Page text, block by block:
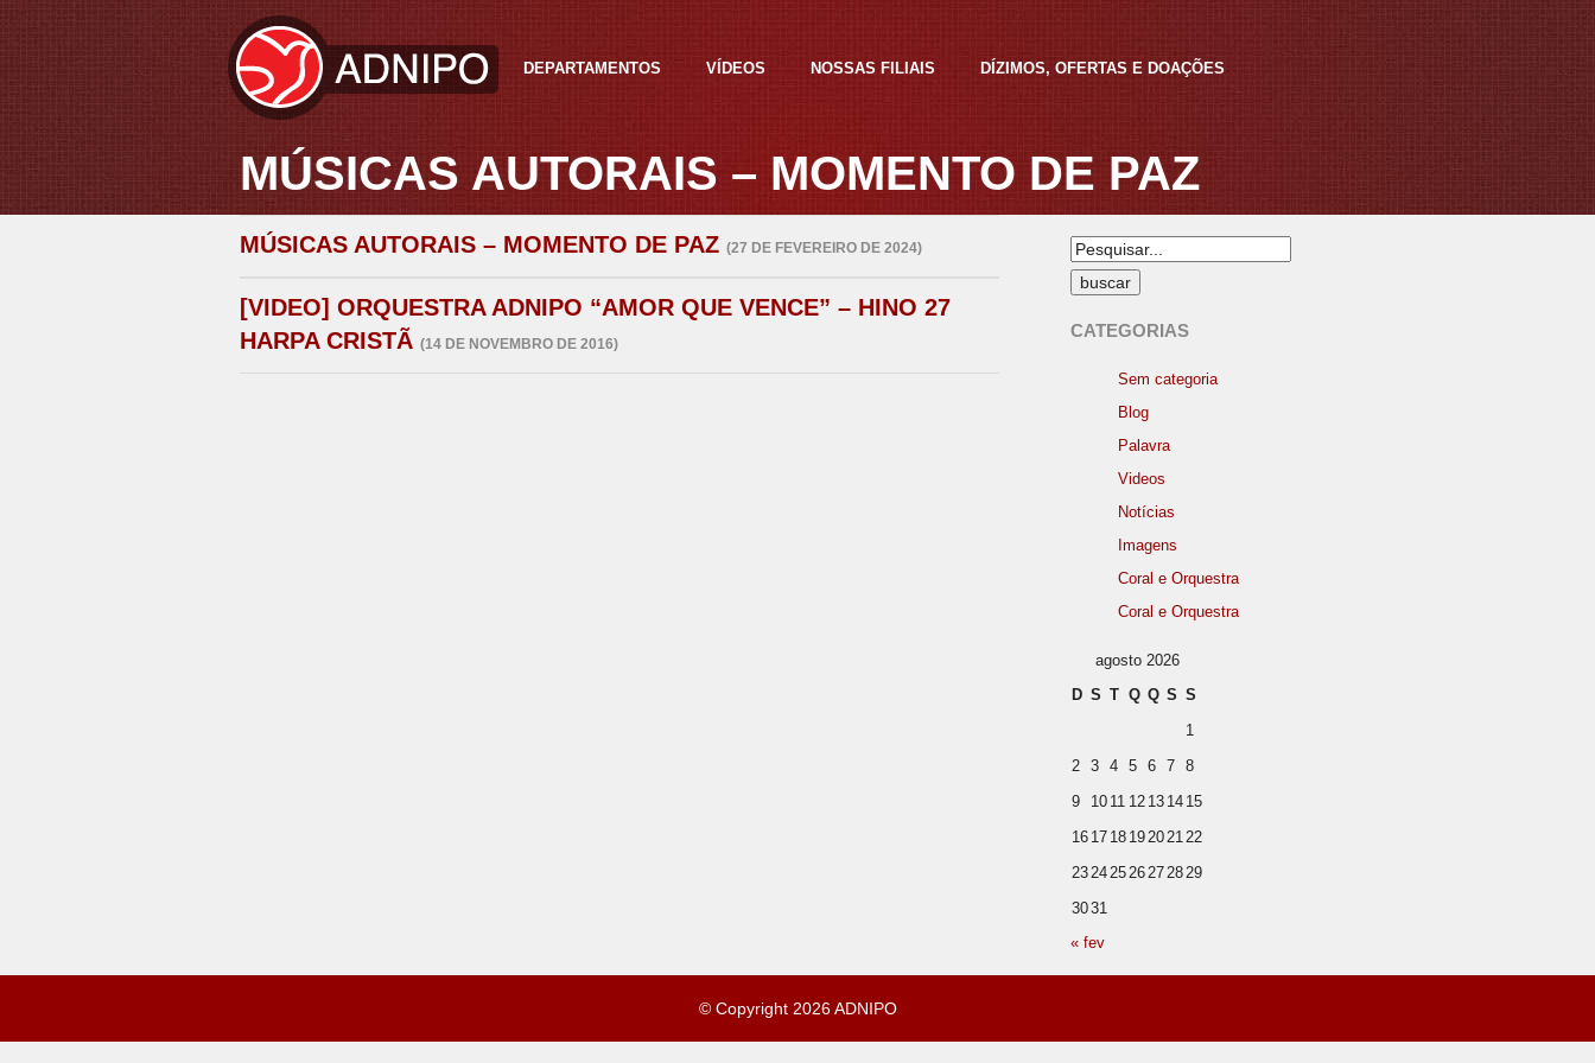
DEPARTAMENTOS VÍDEOS NOSSAS FILIAIS DÍZIMOS, OFERTAS E DOAÇÕES
MÚSICAS AUTORAIS – MOMENTO DE PAZ
MÚSICAS AUTORAIS – MOMENTO DE PAZ (27 DE FEVEREIRO DE 2024)
[VIDEO] ORQUESTRA ADNIPO “AMOR QUE VENCE” – HINO 27
HARPA CRISTÃ (14 DE NOVEMBRO DE 2016)
CATEGORIAS
Sem categoria
Blog
Palavra
Videos
Notícias
Imagens
Coral e Orquestra
Coral e Orquestra
agosto 2026
D S T Q Q S S
1
2 3 4 5 6 7 8
9
10 11 12 13 14 15
16 17 18 19202122
23242526272829
3031
« fev
© Copyright 2026 ADNIPO